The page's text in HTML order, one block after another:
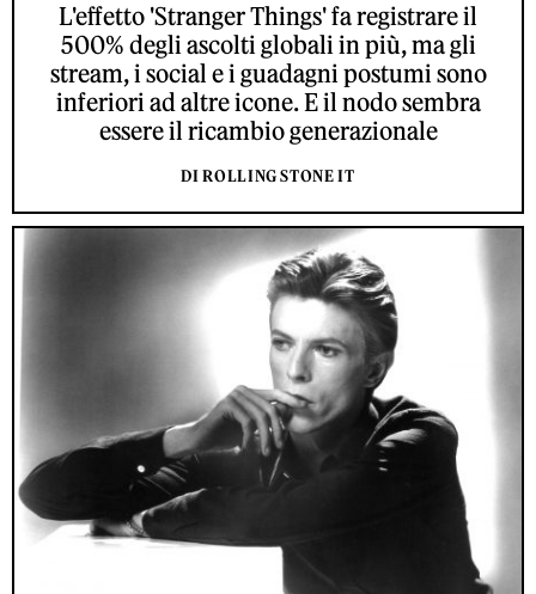
L'effetto 'Stranger Things' fa registrare il
500% degli ascolti globali in più, ma gli
stream, i social e i guadagni postumi sono
inferiori ad altre icone. E il nodo sembra
essere il ricambio generazionale
DI ROLLING STONE IT